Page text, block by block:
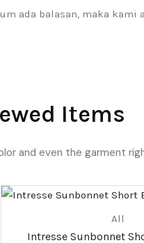
ada balasan, maka
Items
and even the garment
All
Intresse Sunbonnet